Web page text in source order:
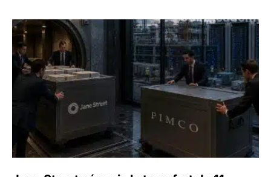
Jane Street négocie le transfert de 11 milliards de